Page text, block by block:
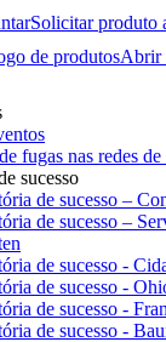
Solicitar produto
de produtosAbrir
fugas nas redes
sucesso
de sucesso –
de sucesso –
de sucesso -
de sucesso -
de sucesso -
de sucesso -